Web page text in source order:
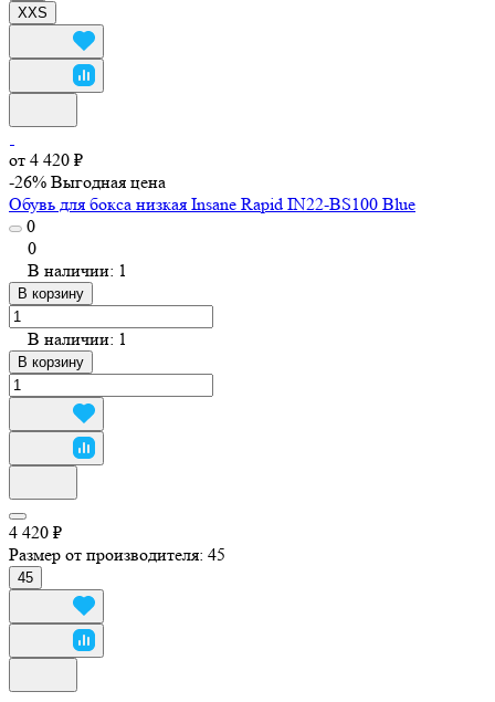
XXS
от 4 420 ₽
-26% Выгодная цена
Обувь для бокса низкая Insane Rapid IN22-BS100 Blue
0
0
В наличии: 1
В корзину
В наличии: 1
В корзину
4 420 ₽
Размер от производителя: 45
45